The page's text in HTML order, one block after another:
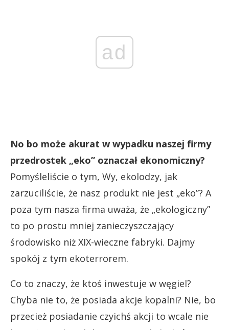
ad
No bo może akurat w wypadku naszej firmy
przedrostek „eko” oznaczał ekonomiczny?
Pomyśleliście o tym, Wy, ekolodzy, jak
zarzuciliście, że nasz produkt nie jest „eko”? A
poza tym nasza firma uważa, że „ekologiczny”
to po prostu mniej zanieczyszczający
środowisko niż XIX-wieczne fabryki. Dajmy
spokój z tym ekoterrorem.
Co to znaczy, że ktoś inwestuje w węgiel?
Chyba nie to, że posiada akcje kopalni? Nie, bo
przecież posiadanie czyichś akcji to wcale nie